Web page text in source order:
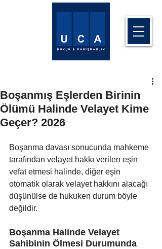
Boşanmış Eşlerden Birinin
Ölümü Halinde Velayet Kime
Geçer? 2026
Boşanma davası sonucunda mahkeme
tarafından velayet hakkı verilen eşin
vefat etmesi halinde, diğer eşin
otomatik olarak velayet hakkını alacağı
düşünülse de hukuken durum böyle
değildir.
Boşanma Halinde Velayet
Sahibinin Ölmesi Durumunda